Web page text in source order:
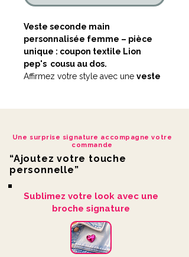
Veste seconde main
personnalisée femme – pièce
unique : coupon textile Lion
pep's cousu au dos.
Affirmez votre style avec une veste
une créationLDKORSHOPréalisée à
partir d’une base seconde main
transformée à l’atelier.
Détails de customisation
Pièce unique: 1 seule
disponible
Une surprise signature accompagne votre
commande
“Ajoutez votre touche
personnelle”
Sublimez votre look avec une
broche signature